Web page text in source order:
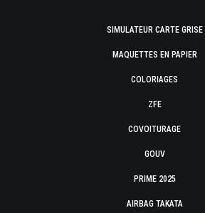
SIMULATEUR CARTE GRISE
MAQUETTES EN PAPIER
COLORIAGES
ZFE
COVOITURAGE
GOUV
PRIME 2025
AIRBAG TAKATA